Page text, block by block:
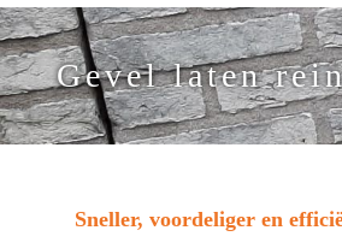
Gevel laten
Sneller, voordeliger en